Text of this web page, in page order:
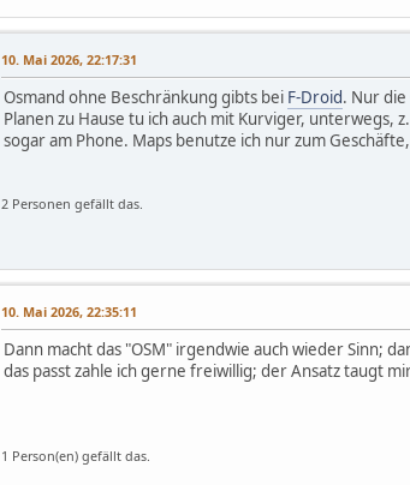
10. Mai 2026, 22:17:31
Osmand ohne Beschränkung gibts bei F-Droid. Nur
Planen zu Hause tu ich auch mit Kurviger, unterwegs,
sogar am Phone. Maps benutze ich nur zum
2 Personen gefällt das.
10. Mai 2026, 22:35:11
Dann macht das "OSM" irgendwie auch wieder Sinn;
das passt zahle ich gerne freiwillig; der Ansatz taugt
1 Person(en) gefällt das.